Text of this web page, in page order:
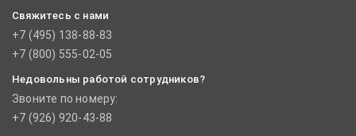
Свяжитесь с нами
+7 (495) 138-88-83
+7 (800) 555-02-05
Недовольны работой сотрудников?
Звоните по номеру:
+7 (926) 920-43-88